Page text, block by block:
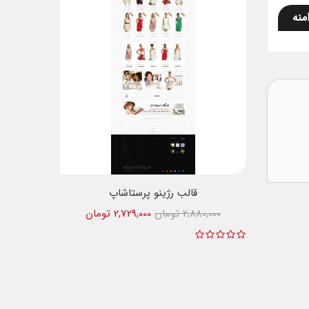
قالب رژینو پرستاشاپ
2,729,000 تومان
2,880,000 تومان